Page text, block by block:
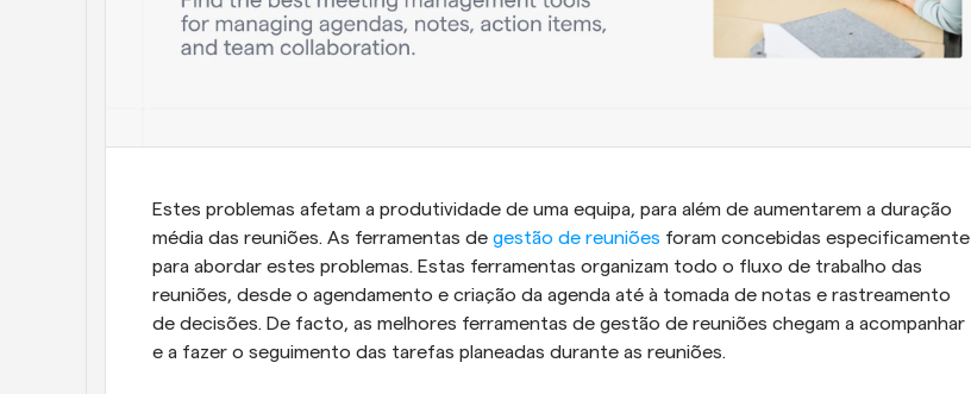
Estes problemas afetam a produtividade de uma equipa, para além de aumentarem a duração
média das reuniões. As ferramentas de gestão de reuniões foram concebidas especificamente
para abordar estes problemas. Estas ferramentas organizam todo o fluxo de trabalho das
reuniões, desde o agendamento e criação da agenda até à tomada de notas e rastreamento
de decisões. De facto, as melhores ferramentas de gestão de reuniões chegam a acompanhar
e a fazer o seguimento das tarefas planeadas durante as reuniões.